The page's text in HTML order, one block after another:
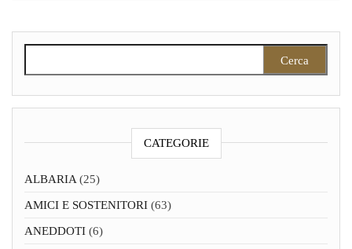
CATEGORIE
ALBARIA (25)
AMICI E SOSTENITORI (63)
ANEDDOTI (6)